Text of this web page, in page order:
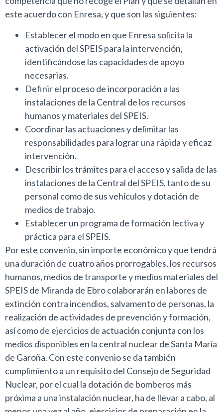
este acuerdo con Enresa, y que son las siguientes:
Establecer el modo en que Enresa solicita la
activación del SPEIS para la intervención,
identificándose las capacidades de apoyo
necesarias.
Definir el proceso de incorporación a las
instalaciones de la Central de los recursos
humanos y materiales del SPEIS.
Coordinar las actuaciones y delimitar las
responsabilidades para lograr una rápida y eficaz
intervención.
Describir los trámites para el acceso y salida de las
instalaciones de la Central del SPEIS, tanto de su
personal como de sus vehículos y dotación de
medios de trabajo.
Establecer un programa de formación lectiva y
práctica para el SPEIS.
Por este convenio, sin importe económico y que tendrá
una duración de cuatro años prorrogables, los recursos
humanos, medios de transporte y medios materiales del
SPEIS de Miranda de Ebro colaborarán en labores de
extinción contra incendios, salvamento de personas, la
realización de actividades de prevención y formación,
así como de ejercicios de actuación conjunta con los
medios disponibles en la central nuclear de Santa María
de Garoña. Con este convenio se da también
cumplimiento a un requisito del Consejo de Seguridad
Nuclear, por el cual la dotación de bomberos más
próxima a una instalación nuclear, ha de llevar a cabo, al